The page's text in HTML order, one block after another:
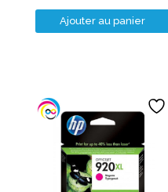
de
HP_920XLB
Ajouter au panier